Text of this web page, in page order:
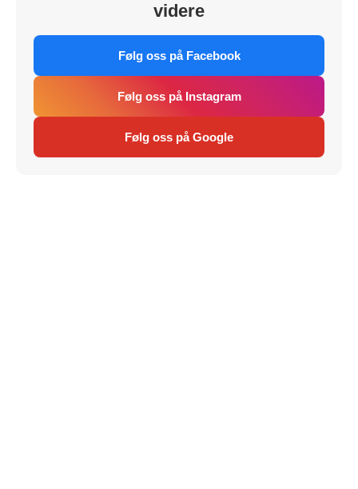
videre
Følg oss på Facebook
Følg oss på Instagram
Følg oss på Google